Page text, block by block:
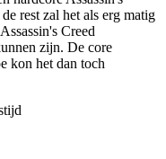
rest zal het als erg matig
Creed
zijn. De core
kon het dan toch